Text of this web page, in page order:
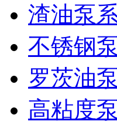
渣油泵
不锈钢
罗茨油
高粘度